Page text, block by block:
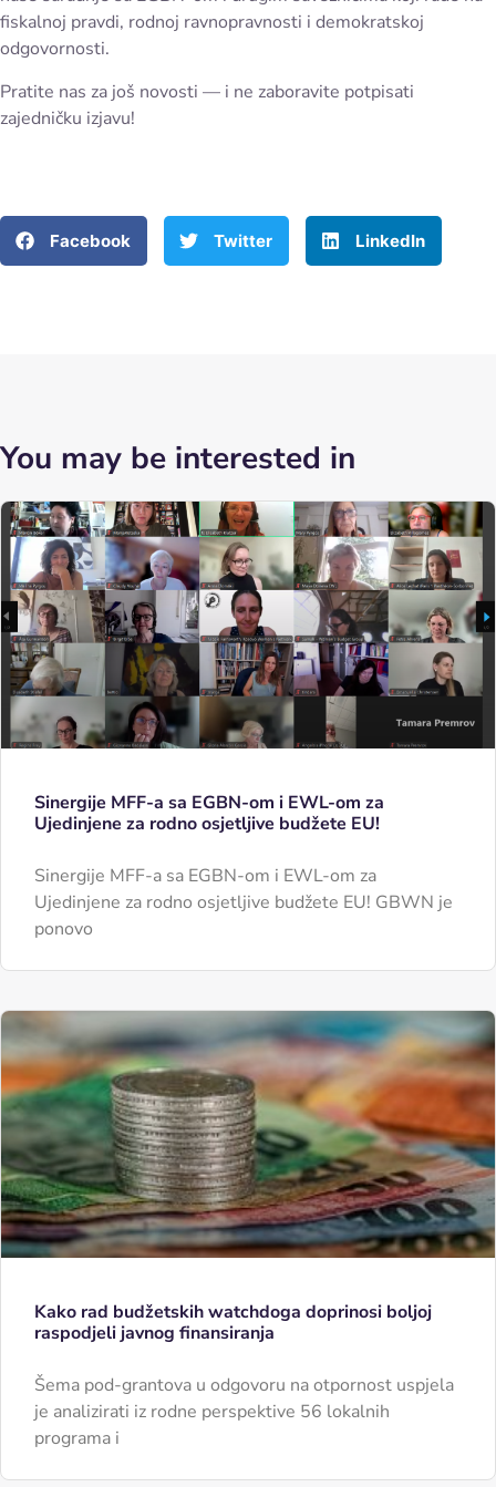
fiskalnoj pravdi, rodnoj ravnopravnosti i demokratskoj
odgovornosti.
Pratite nas za još novosti — i ne zaboravite potpisati
zajedničku izjavu!
Facebook Twitter LinkedIn
You may be interested in
Sinergije MFF-a sa EGBN-om i EWL-om za
Ujedinjene za rodno osjetljive budžete EU!
Sinergije MFF-a sa EGBN-om i EWL-om za
Ujedinjene za rodno osjetljive budžete EU! GBWN je
ponovo
Kako rad budžetskih watchdoga doprinosi boljoj
raspodjeli javnog finansiranja
Šema pod-grantova u odgovoru na otpornost uspjela
je analizirati iz rodne perspektive 56 lokalnih
programa i